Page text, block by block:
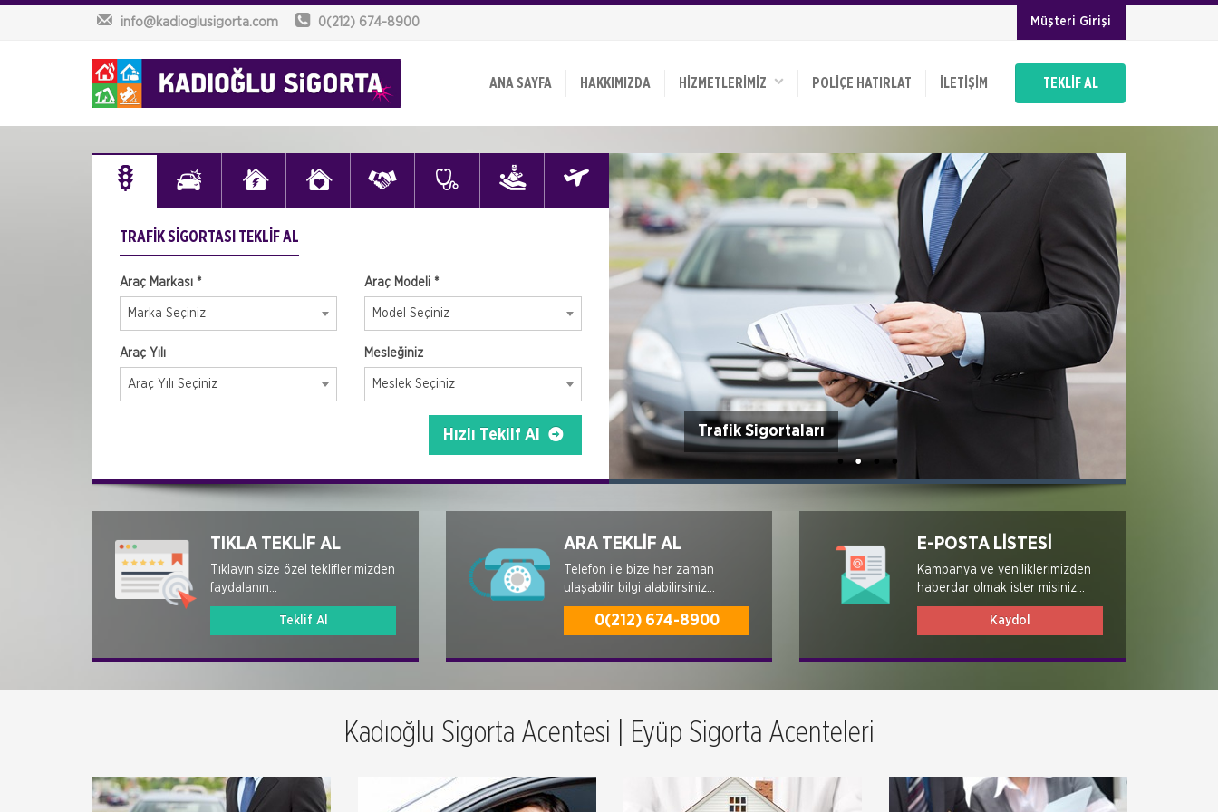
info@kadioglusigorta.com 0(212) 674-8900 Müşteri Girişi
ANA SAYFA HAKKIMIZDA HİZMETLERİMİZ POLIÇE HATIRLAT İLETIŞIM TEKLİF AL
Trafik Sigortaları
TRAFIK SIGORTASI TEKLIF AL
Araç Markası *
Marka Seçiniz
Araç Modeli *
Model Seçiniz
Araç Yılı
Araç Yılı Seçiniz
Mesleğiniz
Meslek Seçiniz
Hızlı Teklif Al
TIKLA TEKLİF AL
Tıklayın size özel tekliflerimizden
faydalanın...
Teklif Al
ARA TEKLİF AL
Telefon ile bize her zaman
ulaşabilir bilgi alabilirsiniz...
0(212) 674-8900
E-POSTA LİSTESİ
Kampanya ve yeniliklerimizden
haberdar olmak ister misiniz...
Kaydol
Kadıoğlu Sigorta Acentesi | Eyüp Sigorta Acenteleri